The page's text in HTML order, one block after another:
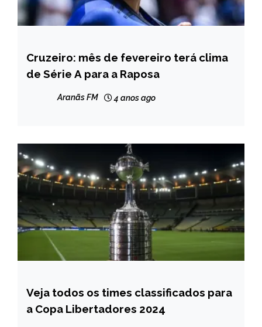
ESPORTES
Cruzeiro: mês de fevereiro terá clima
de Série A para a Raposa
Aranãs FM 4 anos ago
ESPORTES
NOTÍCIAS
Veja todos os times classificados para
a Copa Libertadores 2024